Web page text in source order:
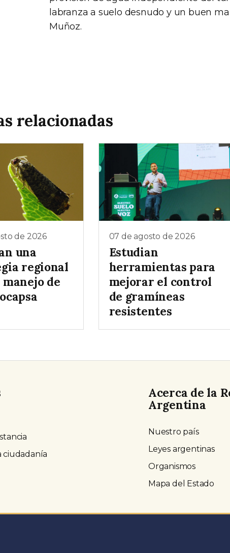
labranza a suelo desnudo y un buen
Muñoz.
relacionadas
de 2026
una
regional
de
07 de agosto de 2026
Estudian
herramientas para
mejorar el control
de gramíneas
resistentes
ciudadanía
Acerca de la
Argentina
Nuestro país
Leyes argentinas
Organismos
Mapa del Estado